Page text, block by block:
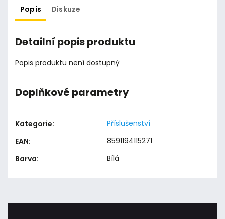
Popis Diskuze
Detailní popis produktu
Popis produktu není dostupný
Doplňkové parametry
Kategorie:
Příslušenství
EAN:
8591194115271
Barva: Bílá